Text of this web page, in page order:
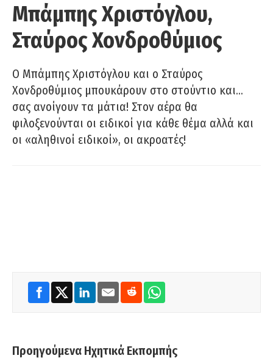
Μπάμπης Χριστόγλου,
Σταύρος Χονδροθύμιος
O Μπάμπης Χριστόγλου και ο Σταύρος
Χονδροθύμιος μπουκάρουν στο στούντιο και…
σας ανοίγουν τα μάτια! Στον αέρα θα
φιλοξενούνται οι ειδικοί για κάθε θέμα αλλά και
οι «αληθινοί ειδικοί», οι ακροατές!
Προηγούμενα Ηχητικά Εκπομπής